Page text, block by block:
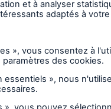
Brunswick